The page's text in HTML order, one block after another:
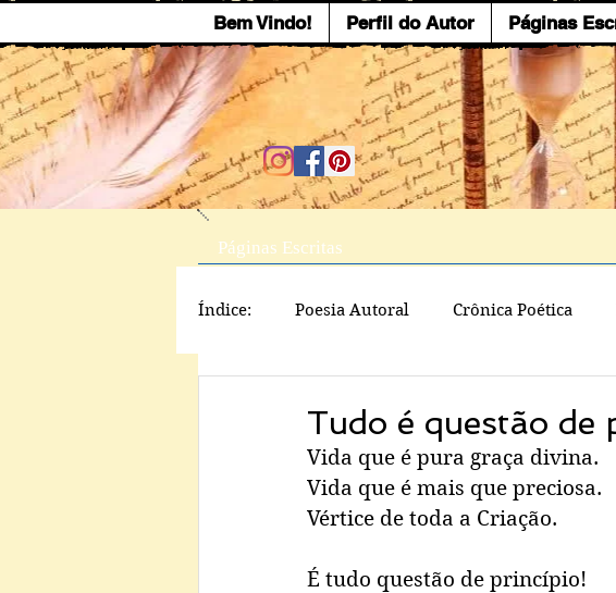
Páginas Escritas
Índice: Poesia Autoral Crônica Poética
Tudo é questão
Vida que é pura graça divina.
Vida que é mais que preciosa.
Vértice de toda a Criação.
É tudo questão de princípio!
Bem Vindo! Perfil do Autor Páginas